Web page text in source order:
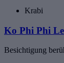
Krabi
Ko Phi Phi Le
Besichtigung